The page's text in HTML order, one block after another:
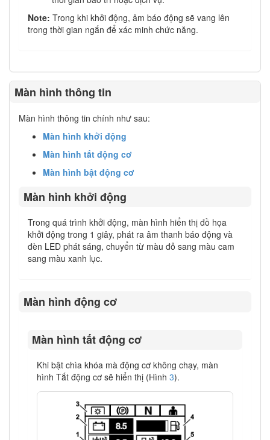
Note: Trong khi khởi động, âm báo động sẽ vang lên
trong thời gian ngắn để xác minh chức năng.
Màn hình thông tin
Màn hình thông tin chính như sau:
Màn hình khởi động
Màn hình tắt động cơ
Màn hình bật động cơ
Màn hình khởi động
Trong quá trình khởi động, màn hình hiển thị đồ họa
khởi động trong 1 giây, phát ra âm thanh báo động và
đèn LED phát sáng, chuyển từ màu đỏ sang màu cam
sang màu xanh lục.
Màn hình động cơ
Màn hình tắt động cơ
Khi bật chìa khóa mà động cơ không chạy, màn
hình Tắt động cơ sẽ hiển thị (Hình 3).